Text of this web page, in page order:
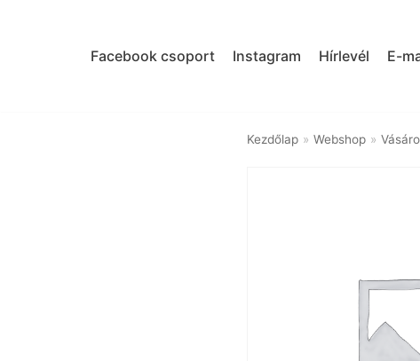
Facebook csoport Instagram Hírlevél E-
Kezdőlap » Webshop »